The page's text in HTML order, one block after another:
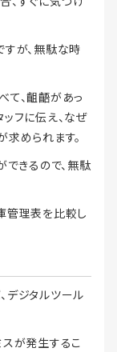
が、無駄な時
て、齟齬があっ
フに伝え、なぜ
められます。
できるので、無駄
管理表を比較し
デジタルツール
が発生するこ